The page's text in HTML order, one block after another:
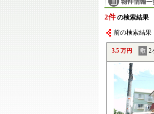
2件 の検索結果
前の検索結果
3.5 万円 敷 2